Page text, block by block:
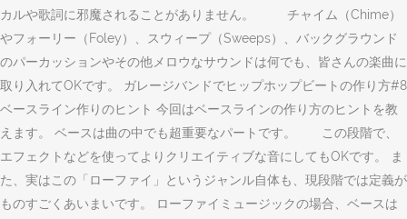
カルや歌詞に邪魔されることがありません。 チャイム（Chime）
やフォーリー（Foley）、スウィープ（Sweeps）、バックグラウンド
のパーカッションやその他メロウなサウンドは何でも、皆さんの楽曲に
取り入れてOKです。 ガレージバンドでヒップホップビートの作り方#8
ベースライン作りのヒント 今回はベースラインの作り方のヒントを教
えます。 ベースは曲の中でも超重要なパートです。 この段階で、
エフェクトなどを使ってよりクリエイティブな音にしてもOKです。 ま
た、実はこの「ローファイ」というジャンル自体も、現段階では定義が
ものすごくあいまいです。 ローファイミュージックの場合、ベースは